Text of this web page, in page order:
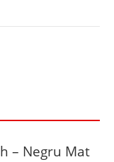
– Negru Mat